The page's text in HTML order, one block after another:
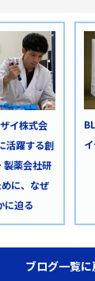
イ株式会
活躍する創
製薬会社研
に、なぜ
に迫る
ブログ一覧に